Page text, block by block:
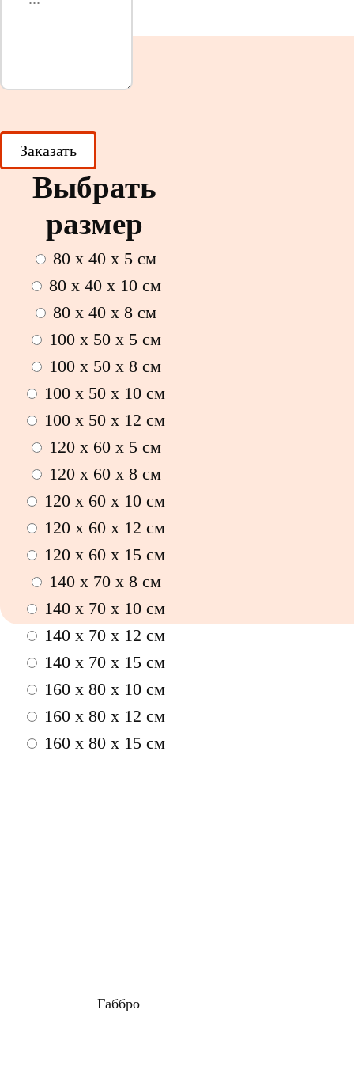
Выбрать
размер
80 x 40 x 5 см
80 x 40 x 10 см
80 x 40 x 8 см
100 x 50 x 5 см
100 х 50 х 8 см
100 x 50 x 10 см
100 x 50 x 12 см
120 x 60 x 5 см
120 x 60 x 8 см
120 x 60 x 10 см
120 x 60 x 12 см
120 x 60 x 15 см
140 x 70 x 8 см
140 x 70 x 10 см
140 x 70 x 12 см
140 x 70 x 15 см
160 x 80 x 10 см
160 x 80 x 12 см
160 x 80 x 15 см
Габбро